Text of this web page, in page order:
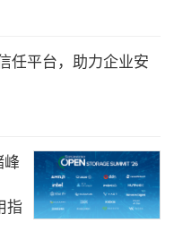
任平台，助力企业安
峰
指